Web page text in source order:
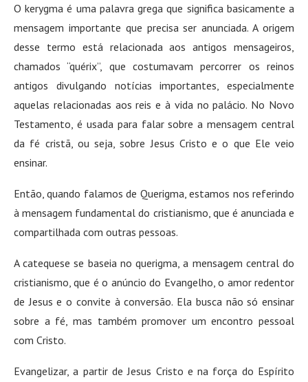
O kerygma é uma palavra grega que significa basicamente a
mensagem importante que precisa ser anunciada. A origem
desse termo está relacionada aos antigos mensageiros,
chamados “quérix”, que costumavam percorrer os reinos
antigos divulgando notícias importantes, especialmente
aquelas relacionadas aos reis e à vida no palácio. No Novo
Testamento, é usada para falar sobre a mensagem central
da fé cristã, ou seja, sobre Jesus Cristo e o que Ele veio
ensinar.
Então, quando falamos de Querigma, estamos nos referindo
à mensagem fundamental do cristianismo, que é anunciada e
compartilhada com outras pessoas.
A catequese se baseia no querigma, a mensagem central do
cristianismo, que é o anúncio do Evangelho, o amor redentor
de Jesus e o convite à conversão. Ela busca não só ensinar
sobre a fé, mas também promover um encontro pessoal
com Cristo.
Evangelizar, a partir de Jesus Cristo e na força do Espírito